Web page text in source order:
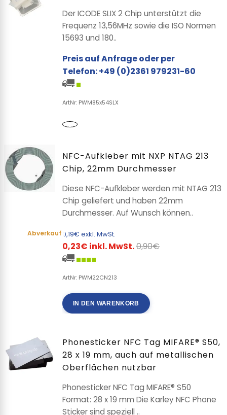
Der ICODE SLIX 2 Chip unterstützt die
Frequenz 13,56MHz sowie die ISO Normen
15693 und 180..
Preis auf Anfrage oder per
Telefon: +49 (0)2361 979231-60
ArtNr: PWM85x54SLX
Abverkauf
NFC-Aufkleber mit NXP NTAG 213
Chip, 22mm Durchmesser
Diese NFC-Aufkleber werden mit NTAG 213
Chip geliefert und haben 22mm
Durchmesser. Auf Wunsch können..
0,19€ exkl. MwSt.
0,23€ inkl. MwSt.0,90€
ArtNr: PWM22CN213
IN DEN WARENKORB
Phonesticker NFC Tag MIFARE® S50,
28 x 19 mm, auch auf metallischen
Oberflächen nutzbar
Phonesticker NFC Tag MIFARE® S50
Format: 28 x 19 mm Die Karley NFC Phone
Sticker sind speziell ..